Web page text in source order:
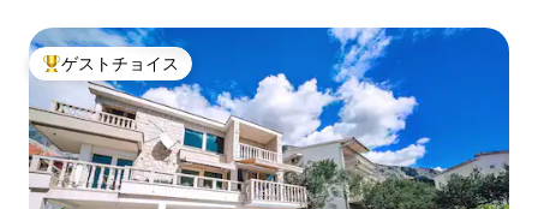
大好評のゲストチョイスです。
ゲストチョイス